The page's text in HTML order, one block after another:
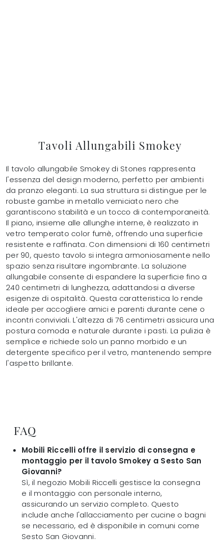
Tavoli Allungabili Smokey
Il tavolo allungabile Smokey di Stones rappresenta
l'essenza del design moderno, perfetto per ambienti
da pranzo eleganti. La sua struttura si distingue per le
robuste gambe in metallo verniciato nero che
garantiscono stabilità e un tocco di contemporaneità.
Il piano, insieme alle allunghe interne, è realizzato in
vetro temperato color fumè, offrendo una superficie
resistente e raffinata. Con dimensioni di 160 centimetri
per 90, questo tavolo si integra armoniosamente nello
spazio senza risultare ingombrante. La soluzione
allungabile consente di espandere la superficie fino a
240 centimetri di lunghezza, adattandosi a diverse
esigenze di ospitalità. Questa caratteristica lo rende
ideale per accogliere amici e parenti durante cene o
incontri conviviali. L'altezza di 76 centimetri assicura una
postura comoda e naturale durante i pasti. La pulizia è
semplice e richiede solo un panno morbido e un
detergente specifico per il vetro, mantenendo sempre
l'aspetto brillante.
FAQ
Mobili Riccelli offre il servizio di consegna e
montaggio per il tavolo Smokey a Sesto San
Giovanni?
Sì, il negozio Mobili Riccelli gestisce la consegna
e il montaggio con personale interno,
assicurando un servizio completo. Questo
include anche l'allacciamento per cucine o bagni
se necessario, ed è disponibile in comuni come
Sesto San Giovanni.